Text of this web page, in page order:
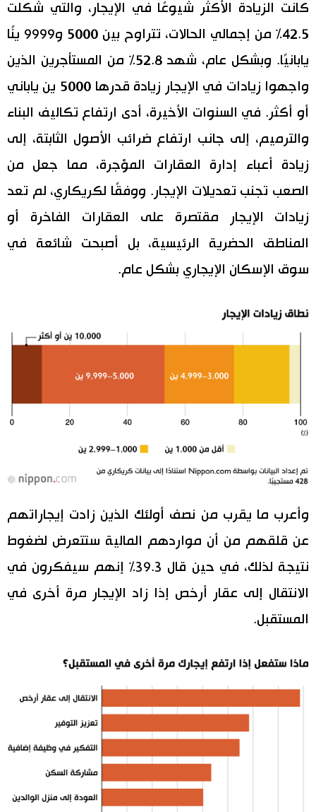
كانت الزيادة الأكثر شيوعًا في الإيجار، والتي شكلت
42.5% من إجمالي الحالات، تتراوح بين 5000 و9999 ينًا
يابانيًا. وبشكل عام، شهد 52.8% من المستأجرين الذين
واجهوا زيادات في الإيجار زيادة قدرها 5000 ين ياباني
أو أكثر. في السنوات الأخيرة، أدى ارتفاع تكاليف البناء
والترميم، إلى جانب ارتفاع ضرائب الأصول الثابتة، إلى
زيادة أعباء إدارة العقارات المؤجرة، مما جعل من
الصعب تجنب تعديلات الإيجار. ووفقًا لكريكاري، لم تعد
زيادات الإيجار مقتصرة على العقارات الفاخرة أو
المناطق الحضرية الرئيسية، بل أصبحت شائعة في
سوق الإسكان الإيجاري بشكل عام.
وأعرب ما يقرب من نصف أولئك الذين زادت إيجاراتهم
عن قلقهم من أن مواردهم المالية ستتعرض لضغوط
نتيجة لذلك، في حين قال 39.3% إنهم سيفكرون في
الانتقال إلى عقار أرخص إذا زاد الإيجار مرة أخرى في
المستقبل.